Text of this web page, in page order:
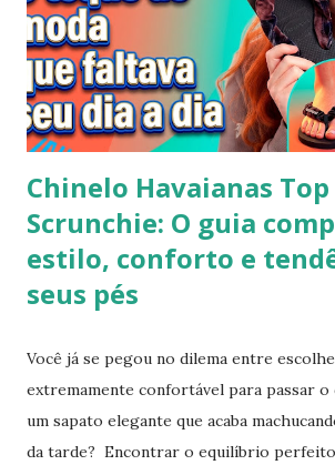
Chinelo Havaianas Top
Scrunchie: O guia
estilo, conforto e
seus pés
Você já se pegou no dilema entre
extremamente confortável para passar
um sapato elegante que acaba
da tarde? Encontrar o equilíbrio